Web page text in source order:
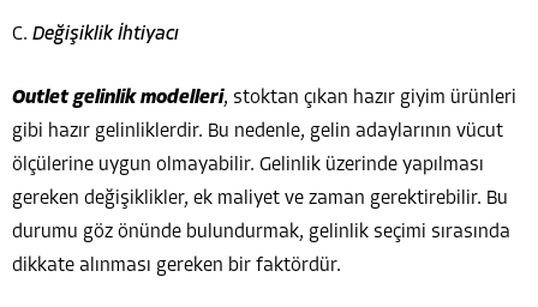
C. Değişiklik İhtiyacı
Outlet gelinlik modelleri, stoktan çıkan hazır giyim ürünleri
gibi hazır gelinliklerdir. Bu nedenle, gelin adaylarının vücut
ölçülerine uygun olmayabilir. Gelinlik üzerinde yapılması
gereken değişiklikler, ek maliyet ve zaman gerektirebilir. Bu
durumu göz önünde bulundurmak, gelinlik seçimi sırasında
dikkate alınması gereken bir faktördür.